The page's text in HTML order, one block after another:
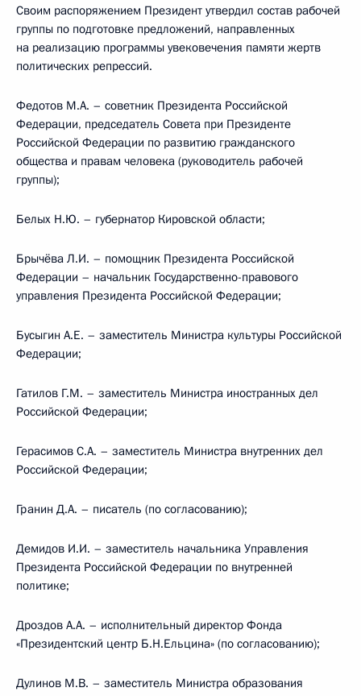
Своим распоряжением Президент утвердил состав рабочей
группы по подготовке предложений, направленных
на реализацию программы увековечения памяти жертв
политических репрессий.
Федотов М.А. – советник Президента Российской
Федерации, председатель Совета при Президенте
Российской Федерации по развитию гражданского
общества и правам человека (руководитель рабочей
группы);
Белых Н.Ю. – губернатор Кировской области;
Брычёва Л.И. – помощник Президента Российской
Федерации – начальник Государственно-правового
управления Президента Российской Федерации;
Бусыгин А.Е. – заместитель Министра культуры Российской
Федерации;
Гатилов Г.М. – заместитель Министра иностранных дел
Российской Федерации;
Герасимов С.А. – заместитель Министра внутренних дел
Российской Федерации;
Гранин Д.А. – писатель (по согласованию);
Демидов И.И. – заместитель начальника Управления
Президента Российской Федерации по внутренней
политике;
Дроздов А.А. – исполнительный директор Фонда
«Президентский центр Б.Н.Ельцина» (по согласованию);
Дулинов М.В. – заместитель Министра образования